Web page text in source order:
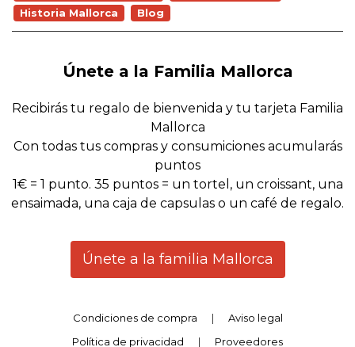
Historia Mallorca
Blog
Únete a la Familia Mallorca
Recibirás tu regalo de bienvenida y tu tarjeta Familia
Mallorca
Con todas tus compras y consumiciones acumularás
puntos
1€ = 1 punto. 35 puntos = un tortel, un croissant, una
ensaimada, una caja de capsulas o un café de regalo.
Únete a la familia Mallorca
Condiciones de compra |
Aviso legal
Política de privacidad
|
Proveedores